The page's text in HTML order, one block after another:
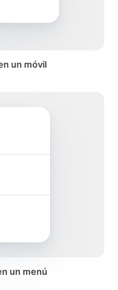
un móvil
un menú